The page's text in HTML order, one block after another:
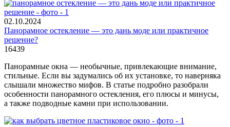
02.10.2024
Панорамное остекление — это дань моде или практичное
решение?
16439
Панорамные окна — необычные, привлекающие внимание,
стильные. Если вы задумались об их установке, то наверняка
слышали множество мифов. В статье подробно разобрали
особенности панорамного остекления, его плюсы и минусы,
а также подводные камни при использовании.